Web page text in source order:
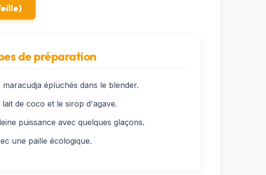
de préparation
maracudja épluchés dans le blender.
de coco et le sirop d'agave.
puissance avec quelques glaçons.
une paille écologique.